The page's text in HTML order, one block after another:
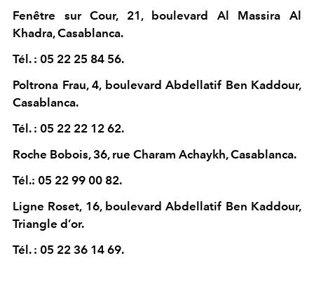
Fenêtre sur Cour, 21, boulevard Al Massira Al
Khadra, Casablanca.
Tél. : 05 22 25 84 56.
Poltrona Frau, 4, boulevard Abdellatif Ben Kaddour,
Casablanca.
Tél. : 05 22 22 12 62.
Roche Bobois, 36, rue Charam Achaykh, Casablanca.
Tél.: 05 22 99 00 82.
Ligne Roset, 16, boulevard Abdellatif Ben Kaddour,
Triangle d’or.
Tél. : 05 22 36 14 69.